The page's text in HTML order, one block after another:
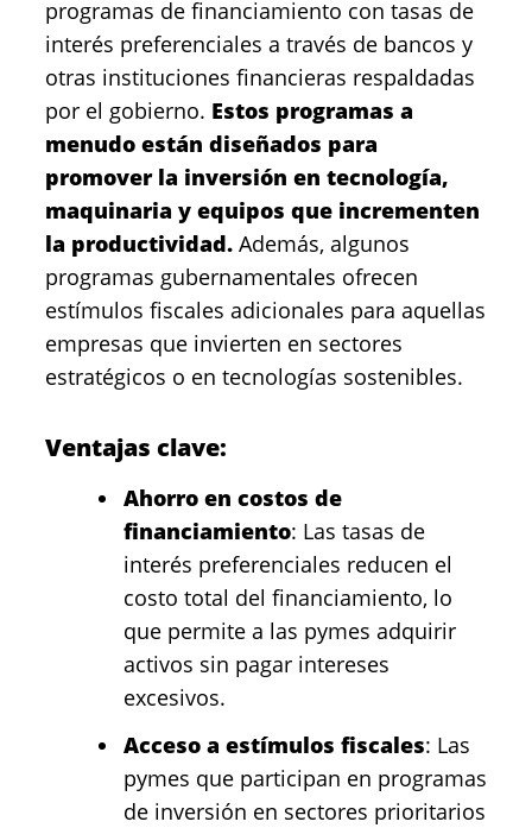
programas de financiamiento con tasas de
interés preferenciales a través de bancos y
otras instituciones financieras respaldadas
por el gobierno. Estos programas a
menudo están diseñados para
promover la inversión en tecnología,
maquinaria y equipos que incrementen
la productividad. Además, algunos
programas gubernamentales ofrecen
estímulos fiscales adicionales para aquellas
empresas que invierten en sectores
estratégicos o en tecnologías sostenibles.
Ventajas clave:
Ahorro en costos de
financiamiento: Las tasas de
interés preferenciales reducen el
costo total del financiamiento, lo
que permite a las pymes adquirir
activos sin pagar intereses
excesivos.
Acceso a estímulos fiscales: Las
pymes que participan en programas
de inversión en sectores prioritarios